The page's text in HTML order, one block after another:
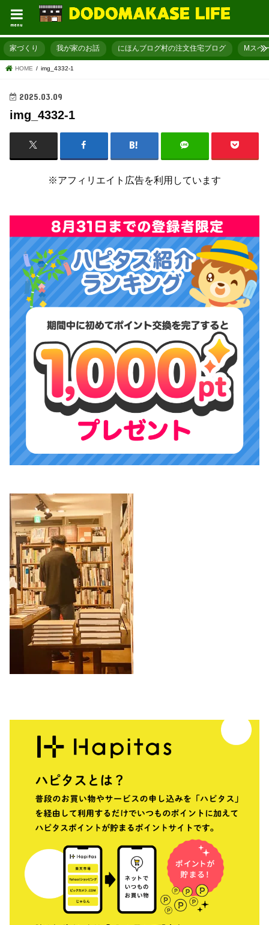
menu
家づくり 我が家のお話 にほんブログ村の注文住宅ブログ Mスペ
HOME img_4332-1
2025.03.09
img_4332-1
※アフィリエイト広告を利用しています